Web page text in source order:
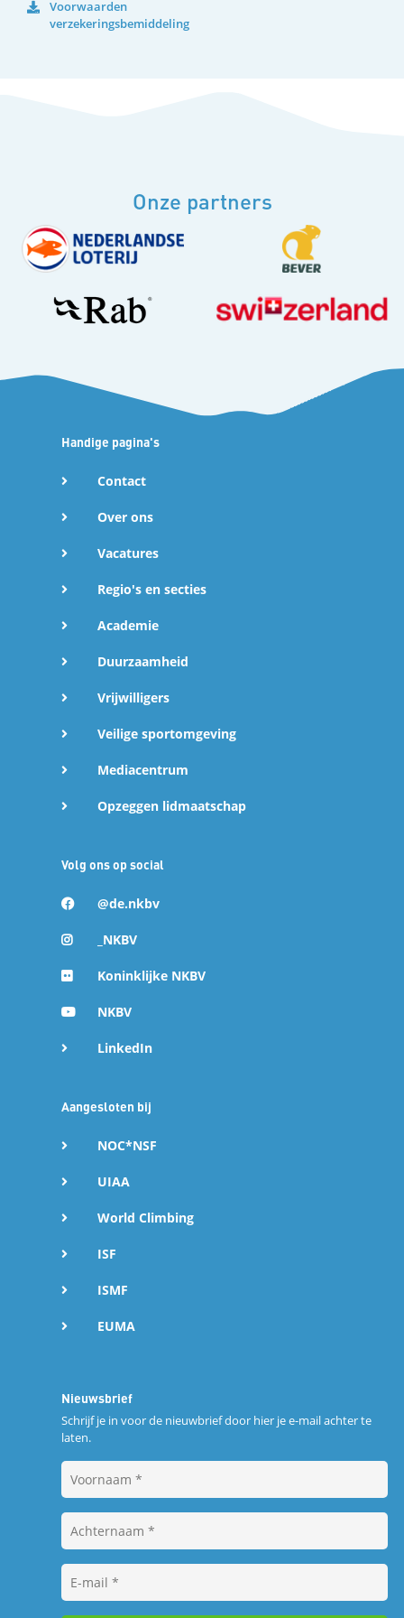
Voorwaarden
verzekeringsbemiddeling
Onze partners
Handige pagina's
Contact
Over ons
Vacatures
Regio's en secties
Academie
Duurzaamheid
Vrijwilligers
Veilige sportomgeving
Mediacentrum
Opzeggen lidmaatschap
Volg ons op social
@de.nkbv
_NKBV
Koninklijke NKBV
NKBV
LinkedIn
Aangesloten bij
NOC*NSF
UIAA
World Climbing
ISF
ISMF
EUMA
Nieuwsbrief
Schrijf je in voor de nieuwbrief door hier je e-mail achter te
laten.